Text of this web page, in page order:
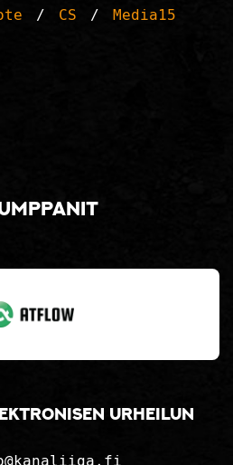
CS Media15
urheilun